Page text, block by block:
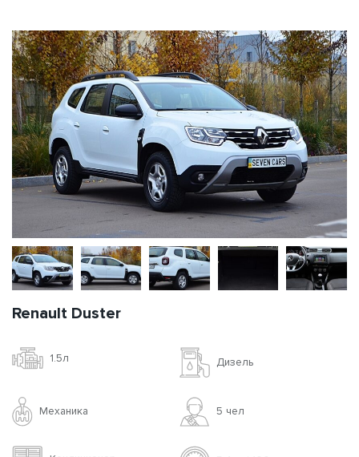
Renault Duster
1.5л Дизель
Механика 5 чел